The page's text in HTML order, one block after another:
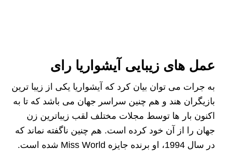
عمل های زیبایی آیشواریا رای
به جرات می‌ توان بیان کرد که آیشواریا یکی از زیبا ترین
بازیگران هند و هم چنین سراسر جهان می‌ باشد که تا به
اکنون بار ها توسط مجلات مختلف لقب زیباترین زن
جهان را از آن خود کرده است. هم چنین ناگفته نماند که
در سال 1994، او برنده جایزه Miss World شده است.